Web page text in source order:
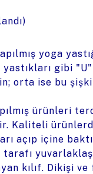
yoga
gibi
orta ise bu
ürünleri
Kaliteli
açıp içine
kılıf. Dikişi ve